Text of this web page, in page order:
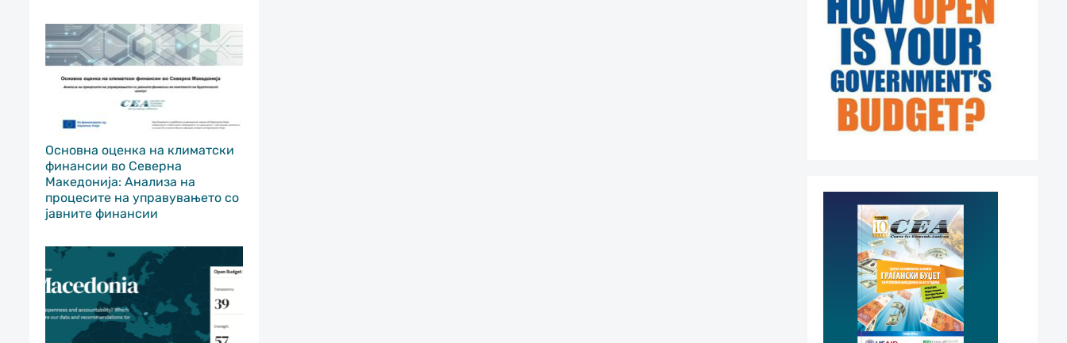
Основна оценка на климатски
финансии во Северна
Македонија: Анализа на
процесите на управувањето со
јавните финансии